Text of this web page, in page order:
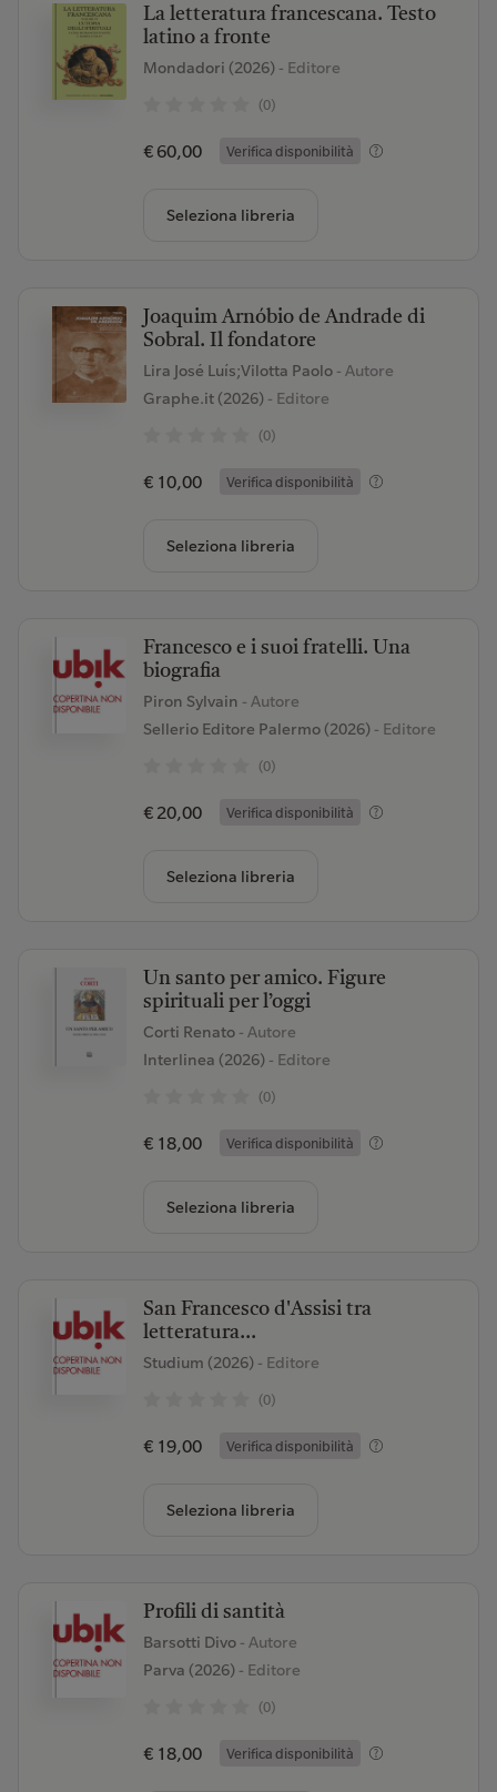
La letteratura francescana. Testo
latino a fronte
Mondadori (2026)- Editore
(0)
€ 60,00 Verifica disponibilità
Seleziona libreria
Joaquim Arnóbio de Andrade di
Sobral. Il fondatore
Lira José Luís;Vilotta Paolo - Autore
Graphe.it (2026)- Editore
(0)
€ 10,00 Verifica disponibilità
Seleziona libreria
Francesco e i suoi fratelli. Una
biografia
Piron Sylvain - Autore
Sellerio Editore Palermo (2026)- Editore
(0)
€ 20,00 Verifica disponibilità
Seleziona libreria
Un santo per amico. Figure
spirituali per l’oggi
Corti Renato - Autore
Interlinea (2026)- Editore
(0)
€ 18,00 Verifica disponibilità
Seleziona libreria
San Francesco d'Assisi tra
letteratura...
Studium (2026)- Editore
(0)
€ 19,00 Verifica disponibilità
Seleziona libreria
Profili di santità
Barsotti Divo - Autore
Parva (2026)- Editore
(0)
€ 18,00 Verifica disponibilità